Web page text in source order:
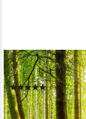
PAPERMOON
Fototapete WALD
(1)
ab 19,99 € 24,90 €
-20%